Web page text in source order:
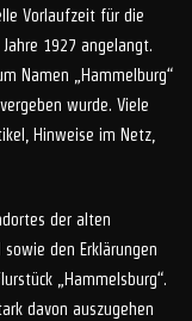
Vorlaufzeit für die
1927 angelangt.
Namen „Hammelburg“
wurde. Viele
Hinweise im Netz,
der alten
sowie den Erklärungen
„Hammelsburg“.
davon auszugehen